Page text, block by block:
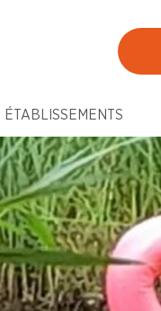
ÉTABLISSEMENTS